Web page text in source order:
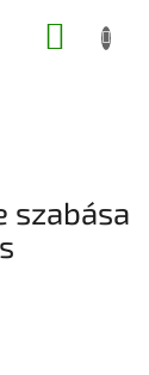
KOSÁR
szabása